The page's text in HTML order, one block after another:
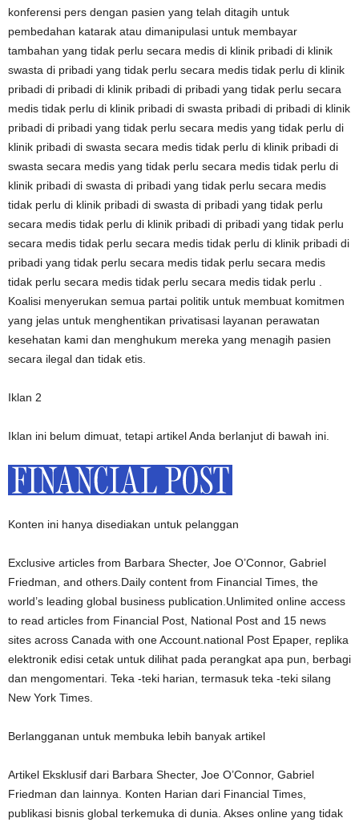
konferensi pers dengan pasien yang telah ditagih untuk
pembedahan katarak atau dimanipulasi untuk membayar
tambahan yang tidak perlu secara medis di klinik pribadi di klinik
swasta di pribadi yang tidak perlu secara medis tidak perlu di klinik
pribadi di pribadi di klinik pribadi di pribadi yang tidak perlu secara
medis tidak perlu di klinik pribadi di swasta pribadi di pribadi di klinik
pribadi di pribadi yang tidak perlu secara medis yang tidak perlu di
klinik pribadi di swasta secara medis tidak perlu di klinik pribadi di
swasta secara medis yang tidak perlu secara medis tidak perlu di
klinik pribadi di swasta di pribadi yang tidak perlu secara medis
tidak perlu di klinik pribadi di swasta di pribadi yang tidak perlu
secara medis tidak perlu di klinik pribadi di pribadi yang tidak perlu
secara medis tidak perlu secara medis tidak perlu di klinik pribadi di
pribadi yang tidak perlu secara medis tidak perlu secara medis
tidak perlu secara medis tidak perlu secara medis tidak perlu .
Koalisi menyerukan semua partai politik untuk membuat komitmen
yang jelas untuk menghentikan privatisasi layanan perawatan
kesehatan kami dan menghukum mereka yang menagih pasien
secara ilegal dan tidak etis.
Iklan 2
Iklan ini belum dimuat, tetapi artikel Anda berlanjut di bawah ini.
Konten ini hanya disediakan untuk pelanggan
Exclusive articles from Barbara Shecter, Joe O’Connor, Gabriel
Friedman, and others.Daily content from Financial Times, the
world’s leading global business publication.Unlimited online access
to read articles from Financial Post, National Post and 15 news
sites across Canada with one Account.national Post Epaper, replika
elektronik edisi cetak untuk dilihat pada perangkat apa pun, berbagi
dan mengomentari. Teka -teki harian, termasuk teka -teki silang
New York Times.
Berlangganan untuk membuka lebih banyak artikel
Artikel Eksklusif dari Barbara Shecter, Joe O’Connor, Gabriel
Friedman dan lainnya. Konten Harian dari Financial Times,
publikasi bisnis global terkemuka di dunia. Akses online yang tidak